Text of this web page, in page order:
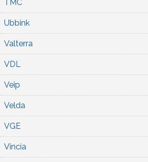
TMC
Ubbink
Valterra
VDL
Veip
Velda
VGE
Vincia